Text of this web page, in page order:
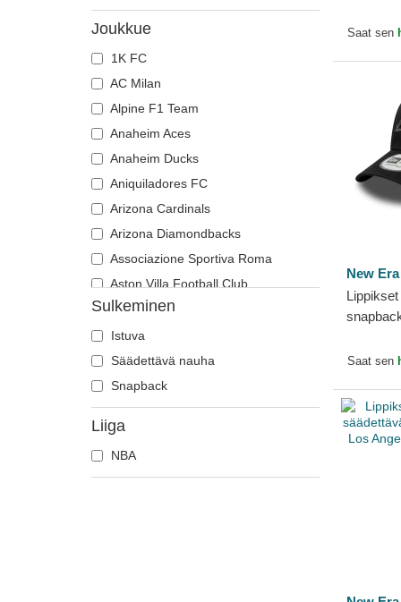
Joukkue
1K FC
AC Milan
Alpine F1 Team
Anaheim Aces
Anaheim Ducks
Aniquiladores FC
Arizona Cardinals
Arizona Diamondbacks
Associazione Sportiva Roma
Aston Villa Football Club
Atlanta Braves
Atlanta Falcons
Atlanta Hawks
Boston Bruins
Boston Celtics
Boston Red Sox
Brooklyn Nets
Sulkeminen
Istuva
Säädettävä nauha
Snapback
Liiga
NBA
Angeles
Saat sen
New Era
Metallic
NBA
Saat sen